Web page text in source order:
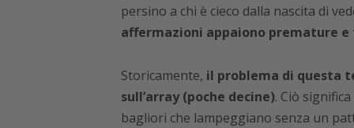
persino a chi è cieco dalla nascita di
affermazioni appaiono premature
Storicamente, il problema di questa
sull’array (poche decine). Ciò
bagliori che lampeggiano senza un